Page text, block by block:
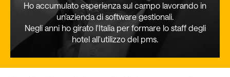
Ho accumulato esperienza sul campo lavorando in
un'azienda di software gestionali.
Negli anni ho girato l'Italia per formare lo staff degli
hotel all'utilizzo del pms.